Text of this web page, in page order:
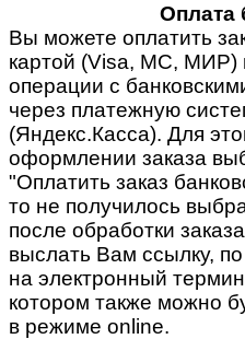
Оплата
Вы можете оплатить
картой (Visa, MC,
операции с
через платежную
(Яндекс.Касса). Для
оформлении заказа
"Оплатить заказ
то не получилось
после обработки
выслать Вам ссылку,
на электронный
котором также можно
в режиме online.